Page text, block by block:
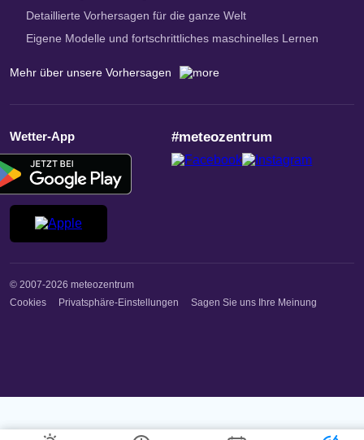
Detaillierte Vorhersagen für die ganze Welt
Eigene Modelle und fortschrittliches maschinelles Lernen
Mehr über unsere Vorhersagen
Wetter-App #meteozentrum
© 2007-2026 meteozentrum
Cookies
Privatsphäre-Einstellungen Sagen Sie uns Ihre Meinung